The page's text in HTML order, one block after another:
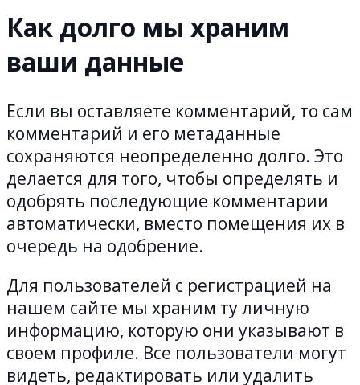
Как долго мы храним
ваши данные
Если вы оставляете комментарий, то сам
комментарий и его метаданные
сохраняются неопределенно долго. Это
делается для того, чтобы определять и
одобрять последующие комментарии
автоматически, вместо помещения их в
очередь на одобрение.
Для пользователей с регистрацией на
нашем сайте мы храним ту личную
информацию, которую они указывают в
своем профиле. Все пользователи могут
видеть, редактировать или удалить